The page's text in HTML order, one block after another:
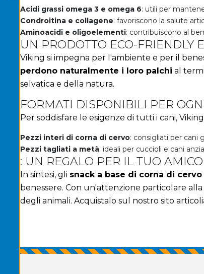
Acidi grassi omega 3 e omega 6: utili per
Condroitina e collagene: favoriscono la salute
Aminoacidi e oligoelementi: contribuiscono al
UN PRODOTTO ECO-FRIENDLY
Viking si impegna per l'ambiente e per il
perdono naturalmente i loro palchi al
selvatica e della natura.
FORMATI DISPONIBILI PER
Per soddisfare le esigenze di tutti i cani,
Pezzi interi di corna di cervo: consigliati per cani
Pezzi tagliati a metà: ideali per cuccioli e cani
: UN REGALO PER IL TUO
In sintesi, gli snack a base di corna di
benessere. Con un'attenzione particolare
degli animali. Acquistalo sul nostro sito